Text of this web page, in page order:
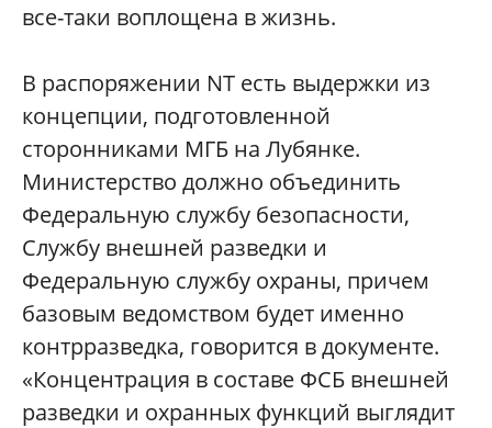
все-таки воплощена в жизнь.
В распоряжении NT есть выдержки из
концепции, подготовленной
сторонниками МГБ на Лубянке.
Министерство должно объединить
Федеральную службу безопасности,
Службу внешней разведки и
Федеральную службу охраны, причем
базовым ведомством будет именно
контрразведка, говорится в документе.
«Концентрация в составе ФСБ внешней
разведки и охранных функций выглядит